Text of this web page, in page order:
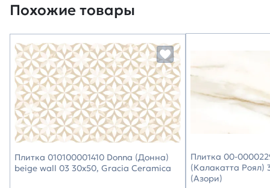
Похожие товары
Плитка 010100001410 Donna (Донна)
beige wall 03 30х50, Gracia Ceramica
Плитка 00-
(Калакатта Роял)
(Азори)